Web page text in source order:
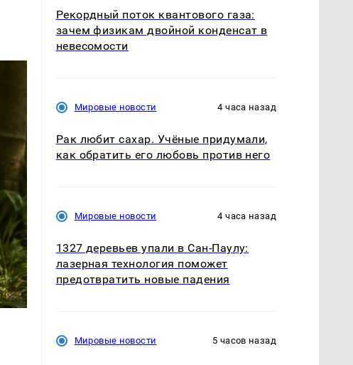
Рекордный поток квантового газа:
зачем физикам двойной конденсат в
невесомости
Мировые новости 4 часа назад
Рак любит сахар. Учёные придумали,
как обратить его любовь против него
Мировые новости 4 часа назад
1327 деревьев упали в Сан-Паулу:
лазерная технология поможет
предотвратить новые падения
Мировые новости 5 часов назад